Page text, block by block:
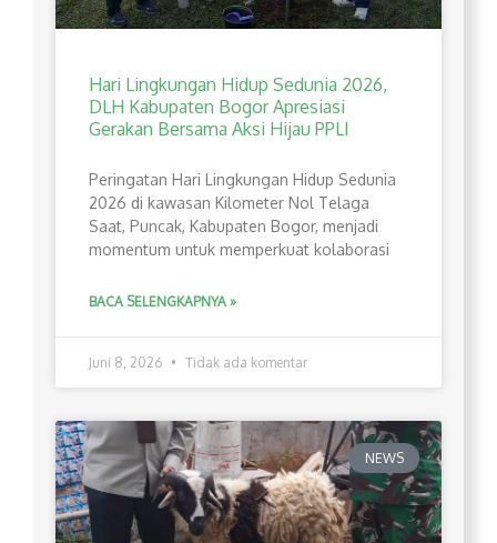
Hari Lingkungan Hidup Sedunia 2026,
DLH Kabupaten Bogor Apresiasi
Gerakan Bersama Aksi Hijau PPLI
Peringatan Hari Lingkungan Hidup Sedunia
2026 di kawasan Kilometer Nol Telaga
Saat, Puncak, Kabupaten Bogor, menjadi
momentum untuk memperkuat kolaborasi
BACA SELENGKAPNYA »
Juni 8, 2026 Tidak ada komentar
NEWS